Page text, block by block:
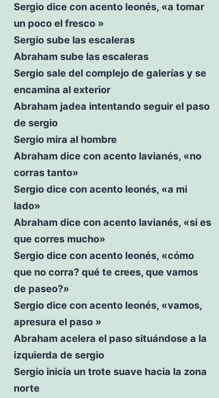
Sergio dice con acento leonés, «a tomar
un poco el fresco »
Sergio sube las escaleras
Abraham sube las escaleras
Sergio sale del complejo de galerías y se
encamina al exterior
Abraham jadea intentando seguir el paso
de sergio
Sergio mira al hombre
Abraham dice con acento lavianés, «no
corras tanto»
Sergio dice con acento leonés, «a mi
lado»
Abraham dice con acento lavianés, «si es
que corres mucho»
Sergio dice con acento leonés, «cómo
que no corra? qué te crees, que vamos
de paseo?»
Sergio dice con acento leonés, «vamos,
apresura el paso »
Abraham acelera el paso situándose a la
izquierda de sergio
Sergio inicia un trote suave hacia la zona
norte